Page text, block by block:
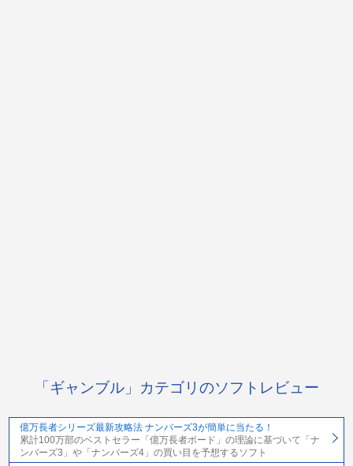
「ギャンブル」カテゴリのソフトレビュー
億万長者シリーズ最新攻略法 ナンバーズ3が簡単に当たる！
累計100万部のベストセラー「億万長者ボード」の理論に基づいて「ナ
ンバーズ3」や「ナンバーズ4」の買い目を予想するソフト